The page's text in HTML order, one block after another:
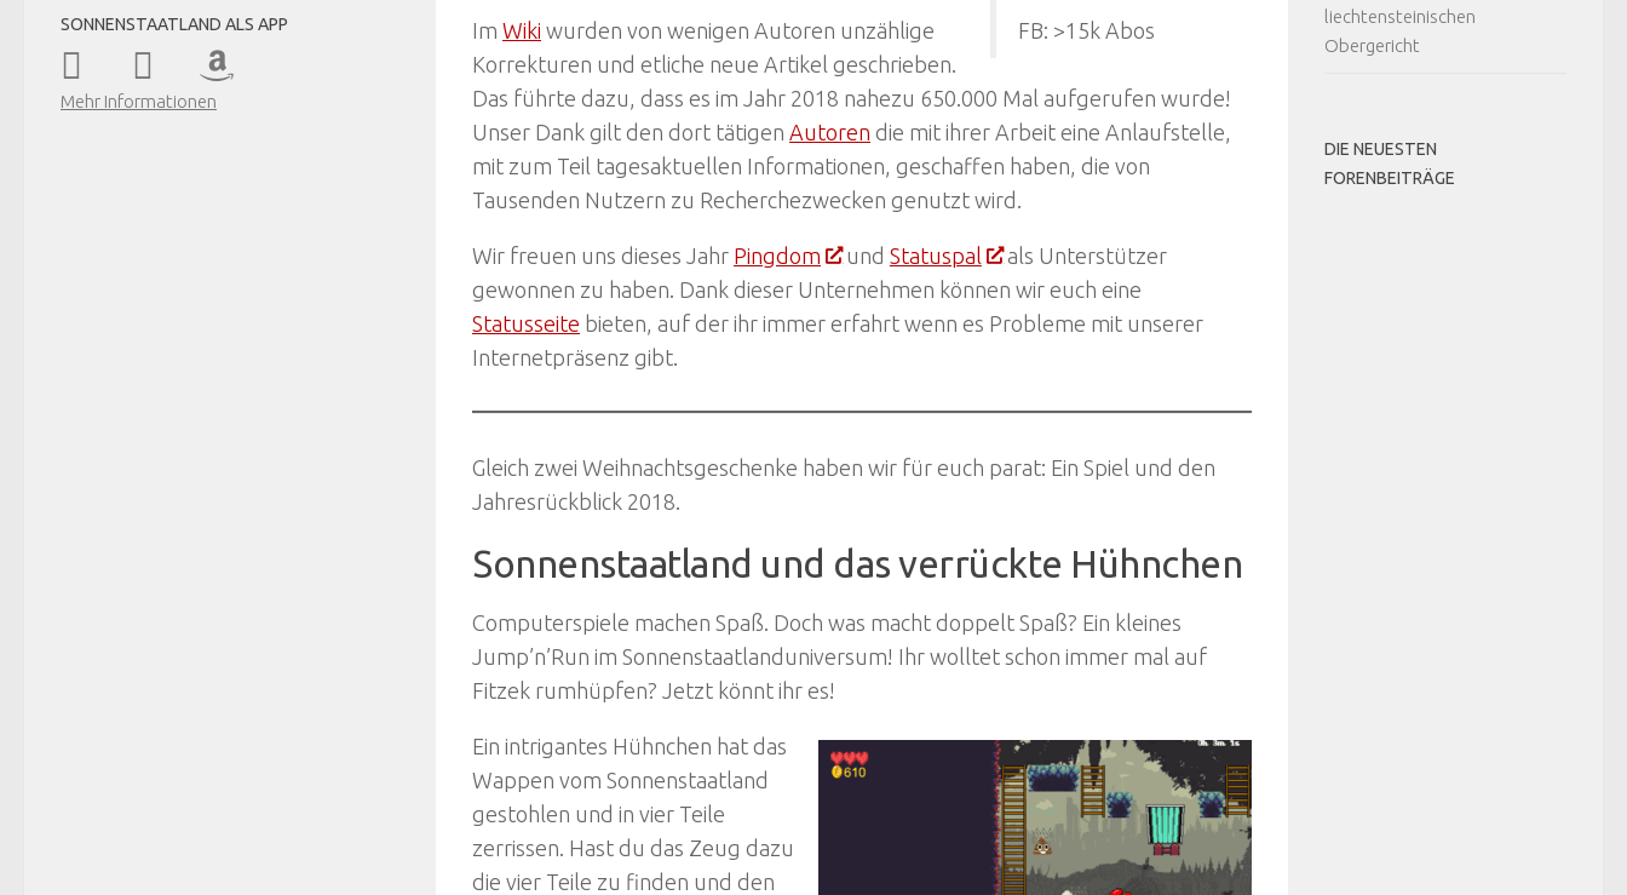
FB: >15k Abos
Im Wiki wurden von wenigen Autoren unzählige
Korrekturen und etliche neue Artikel geschrieben.
Das führte dazu, dass es im Jahr 2018 nahezu 650.000 Mal aufgerufen wurde!
Unser Dank gilt den dort tätigen Autoren die mit ihrer Arbeit eine Anlaufstelle,
mit zum Teil tagesaktuellen Informationen, geschaffen haben, die von
Tausenden Nutzern zu Recherchezwecken genutzt wird.
Wir freuen uns dieses Jahr Pingdom und Statuspal
als Unterstützer
gewonnen zu haben. Dank dieser Unternehmen können wir euch eine
Statusseite bieten, auf der ihr immer erfahrt wenn es Probleme mit unserer
Internetpräsenz gibt.
Gleich zwei Weihnachtsgeschenke haben wir für euch parat: Ein Spiel und den
Jahresrückblick 2018.
Sonnenstaatland und das verrückte Hühnchen
Computerspiele machen Spaß. Doch was macht doppelt Spaß? Ein kleines
Jump’n’Run im Sonnenstaatlanduniversum! Ihr wolltet schon immer mal auf
Fitzek rumhüpfen? Jetzt könnt ihr es!
Ein intrigantes Hühnchen hat das
Wappen vom Sonnenstaatland
gestohlen und in vier Teile
zerrissen. Hast du das Zeug dazu
die vier Teile zu finden und den
SONNENSTAATLAND ALS APP
Mehr Informationen
liechtensteinischen
Obergericht
DIE NEUESTEN
FORENBEITRÄGE